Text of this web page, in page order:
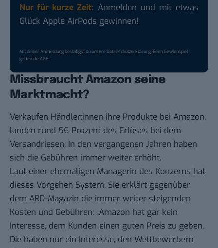
Nur für kurze Zeit: Anmelden und mit etwas
Glück Apple AirPods gewinnen!
Mit deiner Anmeldung bestätigst du unsereDatenschutzerklärung. Beim Gewinnspiel
gelten dieAGB.
Missbraucht Amazon seine
Marktmacht?
Verkaufen Händler:innen ihre Produkte bei Amazon,
landen rund 56 Prozent des Erlöses bei dem
Versandriesen. In den vergangenen Jahren haben
sich die Gebühren immer weiter erhöht.
Laut einer ehemaligen Managerin des Konzerns hat
dieses Vorgehen System. Sie erklärt gegenüber
dem ARD-Magazin die immer weiter steigenden
Kosten und Gebühren: „Amazon hat gar kein
Interesse, dem Kunden einen guten Preis zu geben.
Die haben nur ein Interesse, den Wettbewerbern